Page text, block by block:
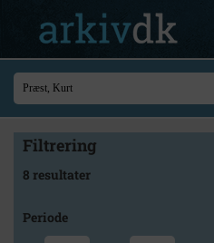
Filtrering
8 resultater
Periode